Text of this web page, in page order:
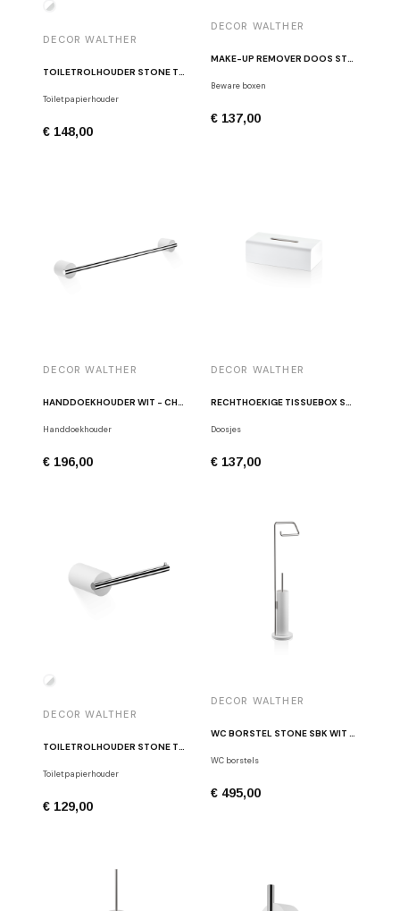
DECOR WALTHER
TOILETROLHOUDER STONE TPH2 GEPOLIJST CHROOM / WIT
Toiletpapierhouder
€ 148,00
DECOR WALTHER
MAKE-UP REMOVER DOOS STONE DMD M WIT / CHROOM
Beware boxen
€ 137,00
DECOR WALTHER
HANDDOEKHOUDER WIT - CHROOM STONE HTE45
Handdoekhouder
€ 196,00
DECOR WALTHER
RECHTHOEKIGE TISSUEBOX STONE KB WIT
Doosjes
€ 137,00
DECOR WALTHER
Toiletpapierhouder
€ 129,00
DECOR WALTHER
WC borstels
€ 495,00